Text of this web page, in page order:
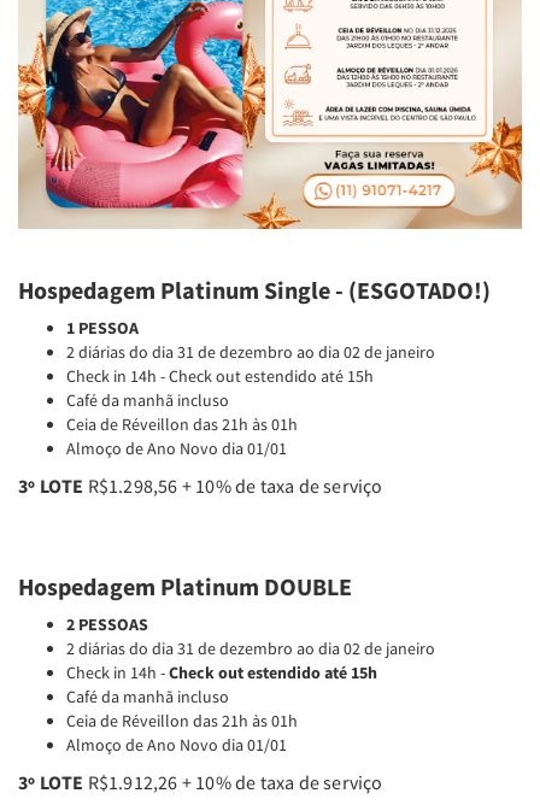
Hospedagem Platinum Single - (ESGOTADO!)
1 PESSOA
2 diárias do dia 31 de dezembro ao dia 02 de janeiro
Check in 14h - Check out estendido até 15h
Café da manhã incluso
Ceia de Réveillon das 21h às 01h
Almoço de Ano Novo dia 01/01
3º LOTE R$1.298,56 + 10% de taxa de serviço
Hospedagem Platinum DOUBLE
2 PESSOAS
2 diárias do dia 31 de dezembro ao dia 02 de janeiro
Check in 14h -Check out estendido até 15h
Café da manhã incluso
Ceia de Réveillon das 21h às 01h
Almoço de Ano Novo dia 01/01
3º LOTE R$1.912,26 + 10% de taxa de serviço